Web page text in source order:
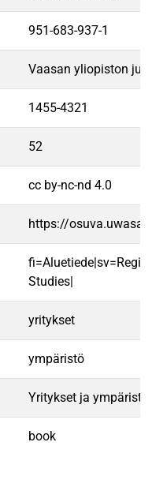
951-683-937-1
Vaasan yliopiston
1455-4321
52
cc by-nc-nd 4.0
https://
Studies|
yritykset
ympäristö
Yritykset ja
book